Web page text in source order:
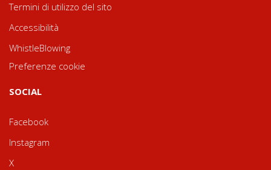
Termini di utilizzo del sito
Accessibilità
WhistleBlowing
Preferenze cookie
SOCIAL
Facebook
Instagram
X